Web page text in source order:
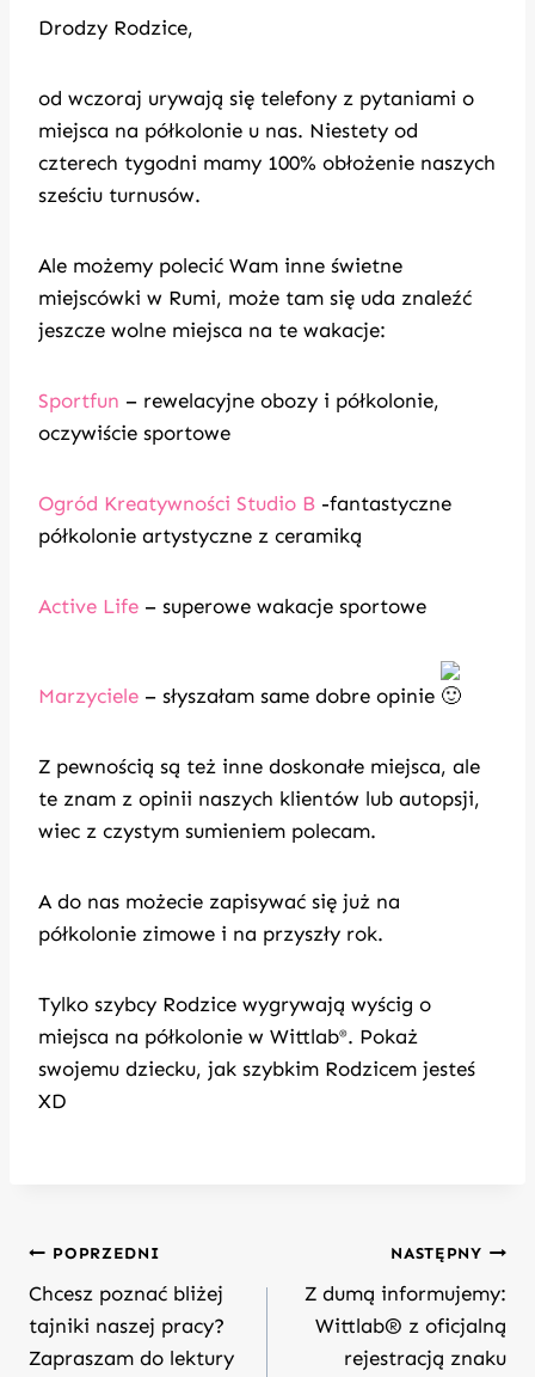
Drodzy Rodzice,
od wczoraj urywają się telefony z pytaniami o
miejsca na półkolonie u nas. Niestety od
czterech tygodni mamy 100% obłożenie naszych
sześciu turnusów.
Ale możemy polecić Wam inne świetne
miejscówki w Rumi, może tam się uda znaleźć
jeszcze wolne miejsca na te wakacje:
Sportfun – rewelacyjne obozy i półkolonie,
oczywiście sportowe
Ogród Kreatywności Studio B -fantastyczne
półkolonie artystyczne z ceramiką
Active Life – superowe wakacje sportowe
Marzyciele – słyszałam same dobre opinie
Z pewnością są też inne doskonałe miejsca, ale
te znam z opinii naszych klientów lub autopsji,
wiec z czystym sumieniem polecam.
A do nas możecie zapisywać się już na
półkolonie zimowe i na przyszły rok.
Tylko szybcy Rodzice wygrywają wyścig o
miejsca na półkolonie w Wittlab®. Pokaż
swojemu dziecku, jak szybkim Rodzicem jesteś
XD
Nawigacja
wpisu
POPRZEDNI
Chcesz poznać bliżej
tajniki naszej pracy?
Zapraszam do lektury
NASTĘPNY
Z dumą informujemy:
Wittlab® z oficjalną
rejestracją znaku